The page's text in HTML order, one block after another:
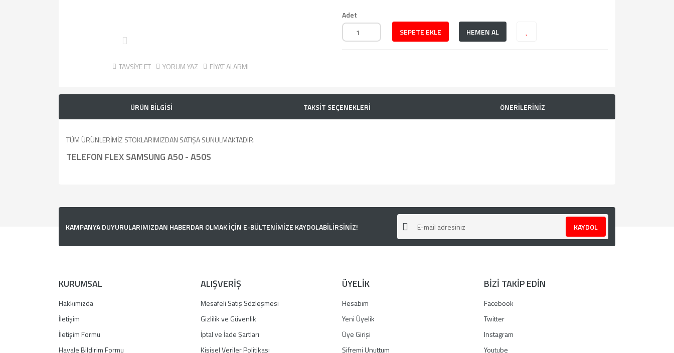
TAVSİYE ET YORUM YAZ FİYAT ALARMI
Adet
SEPETE EKLE
HEMEN AL
ÜRÜN BİLGİSİ TAKSİT SEÇENEKLERİ ÖNERİLERİNİZ
TÜM ÜRÜNLERİMİZ STOKLARIMIZDAN SATIŞA SUNULMAKTADIR.
TELEFON FLEX SAMSUNG A50 - A50S
Ürün resmi kalitesiz, bozuk veya görüntülenemiyor.
Bu ürüne benzer farklı alternatifler olmalı.
Gönder
KAMPANYA DUYURULARIMIZDAN HABERDAR OLMAK İÇİN E-BÜLTENİMİZE KAYDOLABİLİRSİNİZ! KAYDOL
KURUMSAL
Hakkımızda
İletişim
İletişim Formu
Havale Bildirim Formu
ALIŞVERİŞ
Mesafeli Satış Sözleşmesi
Gizlilik ve Güvenlik
İptal ve İade Şartları
Kişisel Veriler Politikası
ÜYELİK
Hesabım
Yeni Üyelik
Üye Girişi
Şifremi Unuttum
BİZİ TAKİP EDİN
Facebook
Twitter
Instagram
Youtube